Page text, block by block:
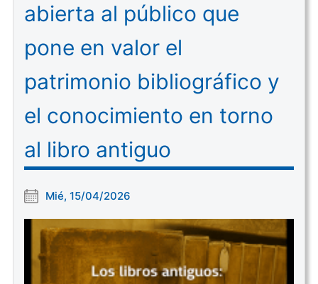
abierta al público que
pone en valor el
patrimonio bibliográfico y
el conocimiento en torno
al libro antiguo
Mié, 15/04/2026